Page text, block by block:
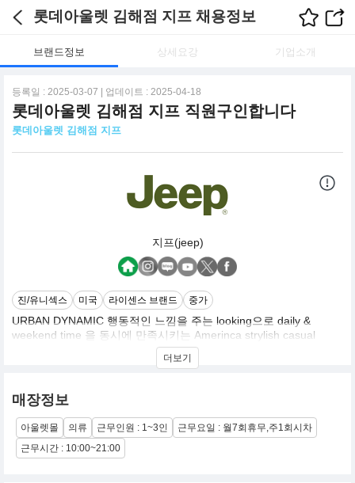
롯데아울렛 김해점 지프 채용정보
브랜드정보 상세요강 기업소개
등록일 : 2025-03-07 | 업데이트 : 2025-04-18
롯데아울렛 김해점 지프 직원구인합니다
롯데아울렛 김해점 지프
지프(jeep)
진/유니섹스 미국 라이센스 브랜드 중가
URBAN DYNAMIC 행동적인 느낌을 주는 looking으로 daily &
weekend time 을 동시에 만족시키는 Amerinca strylish casual
AMERICAN INSPIRATION classic한 아이템에contemporaty trend
를 수용하여 브랜드 고유의 감성으로 재 해석한 looking제안
style 로 제안하는 total coordination
더보기
매장정보
아울렛몰 의류 근무인원 : 1~3인
근무요일 : 월7회휴무,주1회시차
근무시간 : 10:00~21:00